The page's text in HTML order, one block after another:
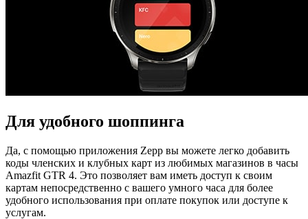
Для удобного шоппинга
Да, с помощью приложения Zepp вы можете легко добавить
коды членских и клубных карт из любимых магазинов в часы
Amazfit GTR 4. Это позволяет вам иметь доступ к своим
картам непосредственно с вашего умного часа для более
удобного использования при оплате покупок или доступе к
услугам.